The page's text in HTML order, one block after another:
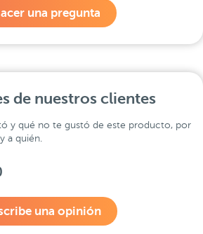
una pregunta
de nuestros clientes
y qué no te gustó de este producto, por
a quién.
una opinión